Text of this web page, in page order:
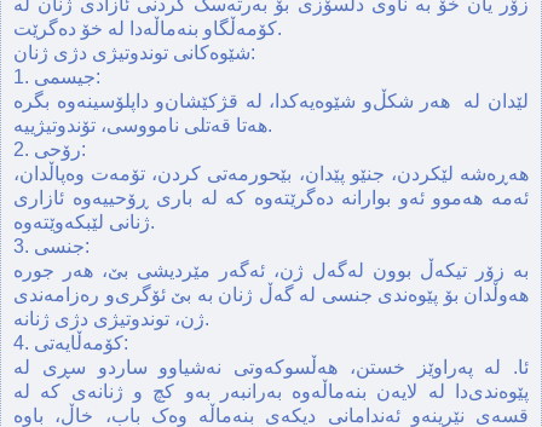
کۆمه‌ڵگاو بنه‌ماڵه‌دا له خۆ ده‌گرێت.
شێوه‌کانی توندوتیژی دژی ژنان:
1. جیسمی:
لێدان له‌ ‌ هه‌ر شکڵ‌و شێوه‌یه‌کدا، له‌ قژکێشان‌و داپلۆسینه‌وه‌ بگره
هه‌تا قه‌تلی نامووسی، تۆندوتیژییه‌.
2. رۆحی:
هه‌ڕه‌شه لێکردن، جنێو پێدان، بێحورمه‌تی‌ کردن، تۆمه‌ت‌ وه‌پاڵدان،
ئه‌مه‌ هه‌موو ئه‌و بوارانه‌ ده‌گرێته‌وه‌ که‌ له‌ باری ڕۆحییه‌وه‌ ئازاری
ژنانی لێبکه‌وێته‌وه‌.
3. جنسی:
به‌ زۆر تیکه‌ڵ بوون له‌گه‌ل ژن، ئه‌گه‌ر مێردیشی بێ، هه‌ر جوره‌
هه‌وڵدان بۆ پێوه‌ندی جنسی له‌ گه‌ڵ ژنان به‌ بێ ئۆگری‌و ره‌زامه‌ندی
ژن، توندوتیژی دژی ژنانه‌.
4. کۆمه‌ڵایه‌تی:
ئا. له‌ په‌راوێز خستن، هه‌ڵسوکه‌وتی نه‌شیاوو ساردو سڕی له‌
پێوه‌ندی‌دا له‌ لایه‌ن بنه‌ماڵه‌وه‌ به‌رانبه‌ر به‌و کچ و ژنانه‌ی که‌ له‌
قسه‌ی نێرینه‌‌و ئه‌ندامانی دیکه‌ی بنه‌ماڵه‌ وه‌ک باب، خاڵ، باوه‌